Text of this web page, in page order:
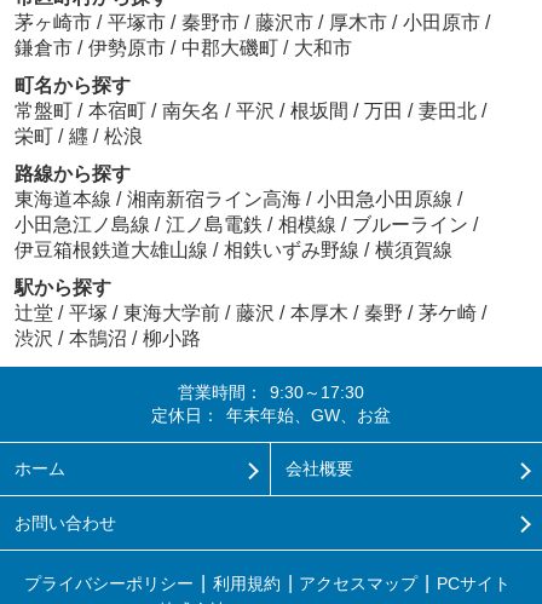
茅ヶ崎市 / 平塚市 / 秦野市 / 藤沢市 / 厚木市 / 小田原市 /
鎌倉市 / 伊勢原市 / 中郡大磯町 / 大和市
町名から探す
常盤町 / 本宿町 / 南矢名 / 平沢 / 根坂間 / 万田 / 妻田北 /
栄町 / 纒 / 松浪
路線から探す
東海道本線 / 湘南新宿ライン高海 / 小田急小田原線 /
小田急江ノ島線 / 江ノ島電鉄 / 相模線 / ブルーライン /
伊豆箱根鉄道大雄山線 / 相鉄いずみ野線 / 横須賀線
駅から探す
辻堂 / 平塚 / 東海大学前 / 藤沢 / 本厚木 / 秦野 / 茅ケ崎 /
渋沢 / 本鵠沼 / 柳小路
営業時間：
9:30～17:30
定休日：
年末年始、GW、お盆
ホーム 会社概要
お問い合わせ
プライバシーポリシー 利用規約 アクセスマップ
PCサイト